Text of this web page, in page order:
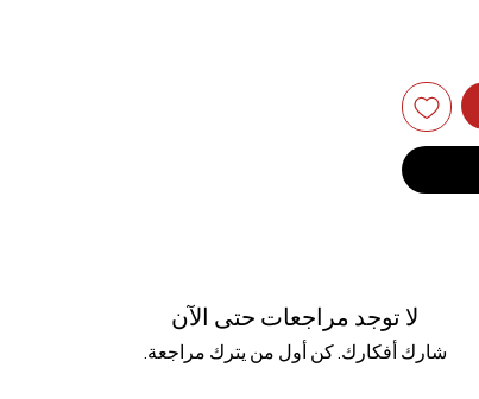
لا توجد مراجعات حتى الآن
شارك أفكارك. كن أول من يترك مراجعة.